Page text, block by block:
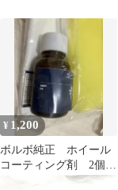
¥ 1,200
ボルボ純正 ホイール
コーティング剤 2個セ